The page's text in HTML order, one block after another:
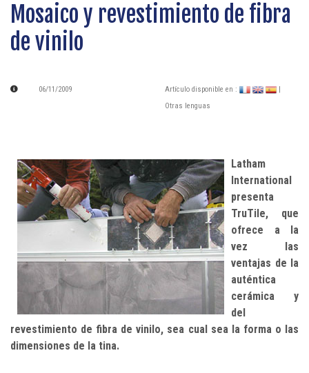
Mosaico y revestimiento de fibra
de vinilo
06/11/2009 Artículo disponible en :
Otras lenguas
Latham
International
presenta
TruTile, que
ofrece a la
vez las
ventajas de la
auténtica
cerámica y
del
revestimiento de fibra de vinilo, sea cual sea la forma o las
dimensiones de la tina.